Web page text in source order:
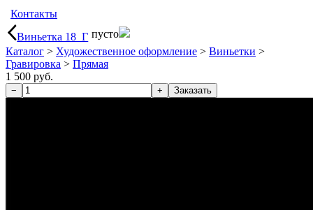
Контакты
Виньетка 18_Г пусто
Каталог > Художественное оформление > Виньетки >
Гравировка > Прямая
1 500 руб.